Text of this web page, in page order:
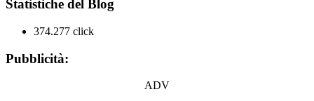
Statistiche del Blog
374.277 click
Pubblicità:
ADV